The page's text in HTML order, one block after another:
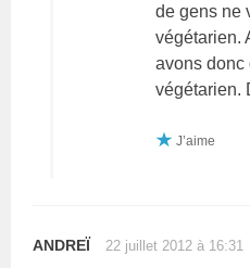
de gens ne
végétarien.
avons donc
végétarien.
J’aime
ANDREÏ 22 juillet 2012 à 16:31